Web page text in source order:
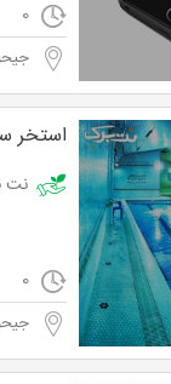
0
استخر
نت
0